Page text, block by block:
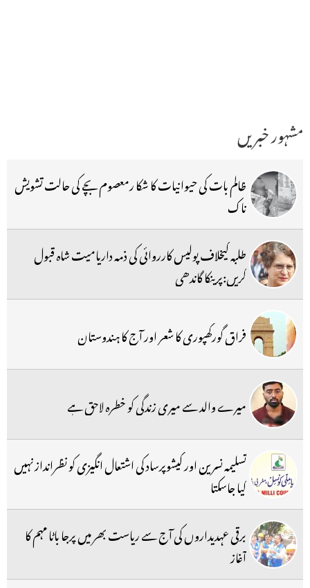
مشہور خبریں
ظالم بات کی حیوانیات کا شکا رمعصوم بچے کی حالت تشویش
ناک
طلبہ کیخلاف پولیس کارروائی کی ذمہ داریامیت شاہ قبول
کریں:پرینکا گاندھی
فراق گورکھپوری کا شعر اور آج کا ہندوستان
میرے والد سے میری زندگی کو خطرہ لاحق ہے
تسلیمہ نسرین اور کیشوپرساد کی اشتعال انگیزی کو نظرانداز نہیں
کیا جاسکتا
برقی عہدیداروں کی آج سے ریاست بھر میں پرجا باٹا مہم کا
آغاز